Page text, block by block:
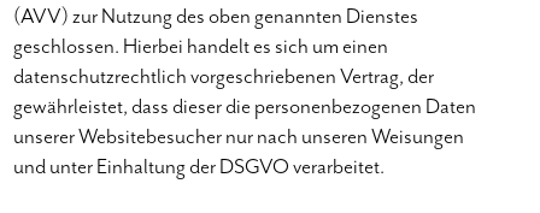
(AVV) zur Nutzung des oben genannten Dienstes
geschlossen. Hierbei handelt es sich um einen
datenschutzrechtlich vorgeschriebenen Vertrag, der
gewährleistet, dass dieser die personenbezogenen Daten
unserer Websitebesucher nur nach unseren Weisungen
und unter Einhaltung der DSGVO verarbeitet.